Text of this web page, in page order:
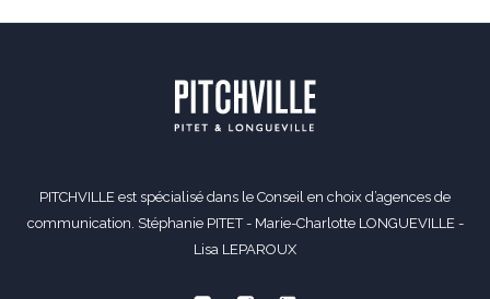
PITCHVILLE est spécialisé dans le Conseil en choix d’agences de
communication. Stéphanie PITET - Marie-Charlotte LONGUEVILLE -
Lisa LEPAROUX